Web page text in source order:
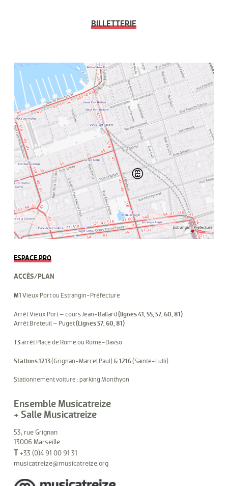
BILLETTERIE
ESPACE PRO
ACCÈS/PLAN
M1 Vieux Port ou Estrangin-Préfecture
Arrêt Vieux Port – cours Jean-Ballard (lignes 41, 55, 57, 60, 81)
Arrêt Breteuil – Puget(Lignes 57, 60, 81)
T3arrêt Place de Rome ou Rome-Davso
Stations 1213(Grignan-Marcel Paul) & 1216(Sainte-Lulli)
Stationnement voiture : parking Monthyon
Ensemble Musicatreize
+ Salle Musicatreize
53, rue Grignan
13006 Marseille
T+33 (0)4 91 00 91 31
musicatreize@musicatreize.org